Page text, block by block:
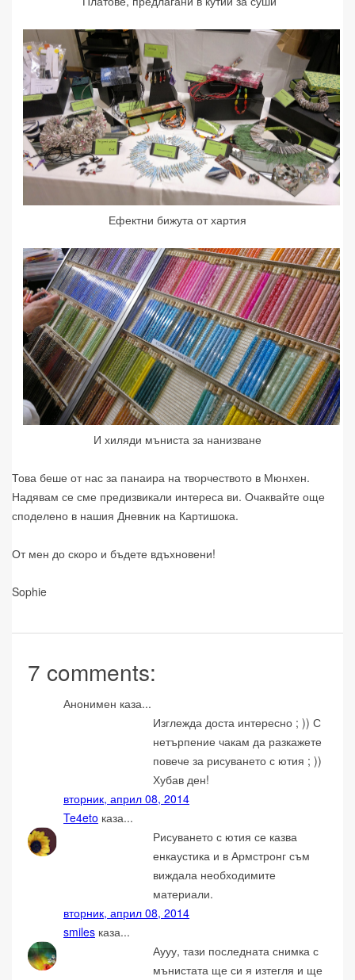
Ефектни бижута от хартия
И хиляди мъниста за нанизване
Това беше от нас за панаира на творчеството в Мюнхен.
Надявам се сме предизвикали интереса ви. Очаквайте още
споделено в нашия Дневник на Картишока.
От мен до скоро и бъдете вдъхновени!
Sophie
7 comments:
Анонимен каза...
Изглежда доста интересно ; )) С
нетърпение чакам да разкажете
повече за рисуването с ютия ; ))
Хубав ден!
вторник, април 08, 2014
Te4eto каза...
Рисуването с ютия се казва
енкаустика и в Армстронг съм
виждала необходимите
материали.
вторник, април 08, 2014
smiles каза...
Аууу, тази последната снимка с
мънистата ще си я изтегля и ще